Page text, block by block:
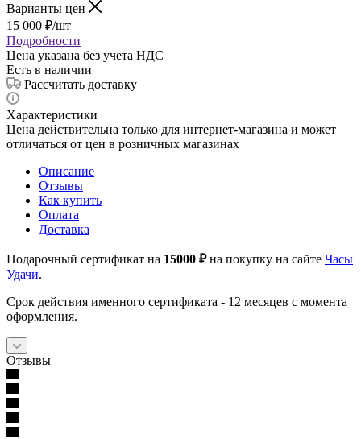
Варианты цен
15 000 ₽/шт
Подробности
Цена указана без учета НДС
Есть в наличии
Рассчитать доставку
Характеристики
Цена действительна только для интернет-магазина и может
отличаться от цен в розничных магазинах
Описание
Отзывы
Как купить
Оплата
Доставка
Подарочный сертификат на 15000 ₽на покупку на сайте Часы
Удачи.
Срок действия именного сертификата - 12 месяцев с момента
оформления.
Отзывы